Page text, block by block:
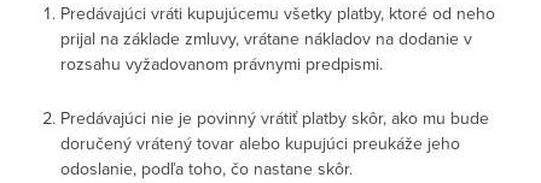
Predávajúci vráti kupujúcemu všetky platby, ktoré od neho
prijal na základe zmluvy, vrátane nákladov na dodanie v
rozsahu vyžadovanom právnymi predpismi.
Predávajúci nie je povinný vrátiť platby skôr, ako mu bude
doručený vrátený tovar alebo kupujúci preukáže jeho
odoslanie, podľa toho, čo nastane skôr.